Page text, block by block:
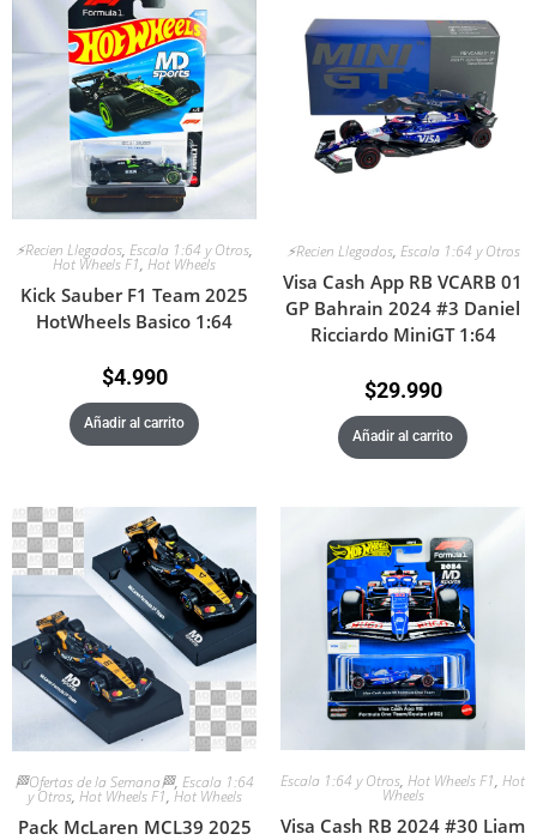
⚡Recien Llegados, Escala 1:64 y Otros,
Hot Wheels F1, Hot Wheels
Kick Sauber F1 Team 2025
HotWheels Basico 1:64
$4.990
Añadir al carrito
⚡Recien Llegados, Escala 1:64 y Otros
Visa Cash App RB VCARB 01
GP Bahrain 2024 #3 Daniel
Ricciardo MiniGT 1:64
$29.990
Añadir al carrito
🏁Ofertas de la Semana🏁, Escala 1:64
y Otros, Hot Wheels F1, Hot Wheels
Pack McLaren MCL39 2025
Escala 1:64 y Otros, Hot Wheels F1, Hot
Wheels
Visa Cash RB 2024 #30 Liam